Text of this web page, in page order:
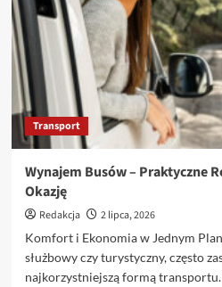
sposób
komfortową
podróż
Transport
Wynajem Busów – Praktyczne
Okazję
Redakcja
2 lipca, 2026
Komfort i Ekonomia w Jednym
służbowy czy turystyczny, często
najkorzystniejszą formą